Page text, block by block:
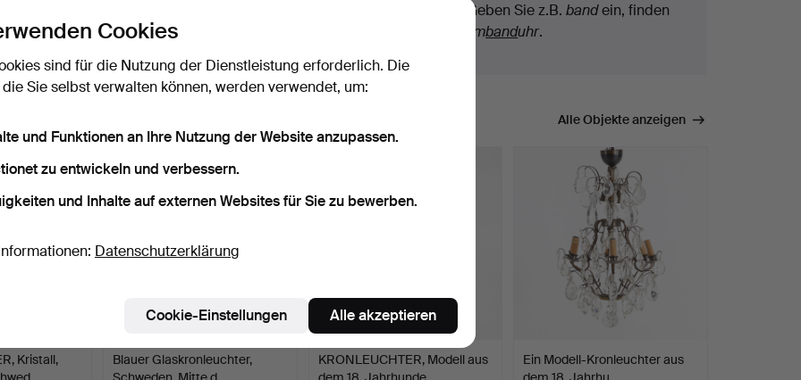
zu erhalten, sobald dieses Objekt
Begriffen. Geben Sie z.B.bandein, finden
Armbanduhr.
die mit Ihrer Suche übereinstimmen. Alle Objekte anzeigen
Kristall,
Blauer Glaskronleuchter,
KRONLEUCHTER, Modell aus
Ein Modell-Kronleuchter aus
Cookies
sind für die Nutzung der Dienstleistung erforderlich. Die
Sie selbst verwalten können, werden verwendet, um:
und Funktionen an Ihre Nutzung der Website anzupassen.
zu entwickeln und verbessern.
und Inhalte auf externen Websites für Sie zu bewerben.
Datenschutzerklärung
Cookie-Einstellungen Alle akzeptieren